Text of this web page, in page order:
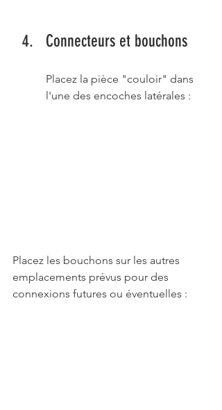
Connecteurs et bouchons
Placez la pièce "couloir" dans
l'une des encoches latérales :
Placez les bouchons sur les autres
emplacements prévus pour des
connexions futures ou éventuelles :